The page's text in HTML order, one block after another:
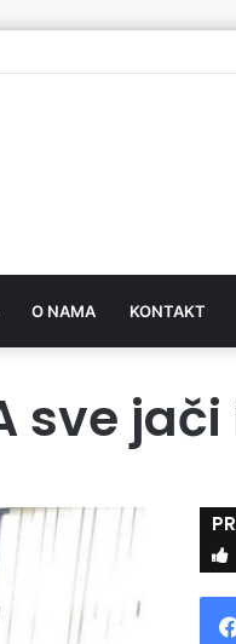
O NAMA KONTAKT
sve